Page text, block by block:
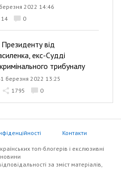
2022 14:46
14 0
від
екс-Судді
трибуналу
березня 2022 13:25
1795 0
Контакти
топ-блогерів i екслюзивнi
новини
за зміст матеріалів,